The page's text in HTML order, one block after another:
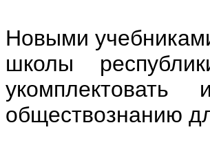
Новыми
школы
обществознанию